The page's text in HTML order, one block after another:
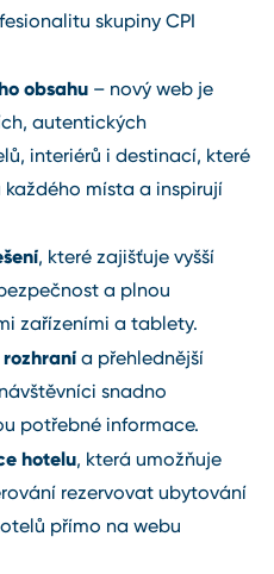
skupiny CPI
obsahu – nový web je
autentických
interiérů i destinací, které
místa a inspirují
, které zajišťuje vyšší
a plnou
zařízeními a tablety.
a přehlednější
snadno
potřebné informace.
hotelu, která umožňuje
rezervovat ubytování
přímo na webu